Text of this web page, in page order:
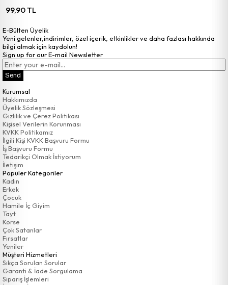
99,90 TL
E-Bülten Üyelik
Yeni gelenler,indirimler, özel içerik, etkinlikler ve daha fazlası hakkında
bilgi almak için kaydolun!
Sign up for our E-mail Newsletter
Send
Kurumsal
Hakkımızda
Üyelik Sözleşmesi
Gizlilik ve Çerez Politikası
Kişisel Verilerin Korunması
KVKK Politikamız
İlgili Kişi KVKK Başvuru Formu
İş Başvuru Formu
Tedarikçi Olmak İstiyorum
İletişim
Popüler Kategoriler
Kadın
Erkek
Çocuk
Hamile İç Giyim
Tayt
Korse
Çok Satanlar
Fırsatlar
Yeniler
Müşteri Hizmetleri
Sıkça Sorulan Sorular
Garanti & İade Sorgulama
Sipariş İşlemleri